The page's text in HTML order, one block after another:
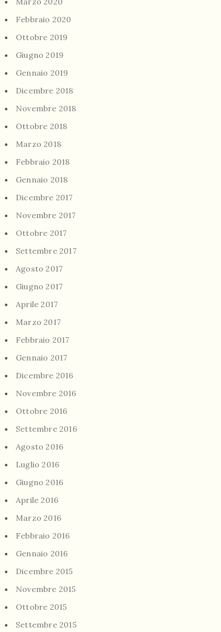
Febbraio 2020
Ottobre 2019
Giugno 2019
Gennaio 2019
Dicembre 2018
Novembre 2018
Ottobre 2018
Marzo 2018
Febbraio 2018
Gennaio 2018
Dicembre 2017
Novembre 2017
Ottobre 2017
Settembre 2017
Agosto 2017
Giugno 2017
Aprile 2017
Marzo 2017
Febbraio 2017
Gennaio 2017
Dicembre 2016
Novembre 2016
Ottobre 2016
Settembre 2016
Agosto 2016
Luglio 2016
Giugno 2016
Aprile 2016
Marzo 2016
Febbraio 2016
Gennaio 2016
Dicembre 2015
Novembre 2015
Ottobre 2015
Settembre 2015